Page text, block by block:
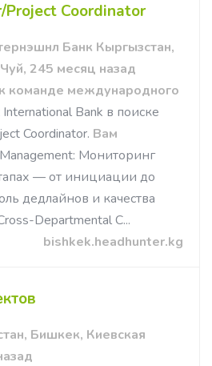
Coordinator
Банк Кыргызстан,
245 месяц назад
команде международного
Bank в поиске
Coordinator. Вам
Мониторинг
— от инициации до
дедлайнов и качества
Departmental C...
bishkek.headhunter.kg
Бишкек, Киевская